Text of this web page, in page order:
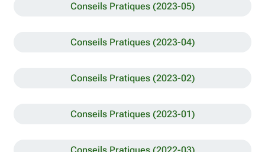
Conseils Pratiques (2023-05)
Conseils Pratiques (2023-04)
Conseils Pratiques (2023-02)
Conseils Pratiques (2023-01)